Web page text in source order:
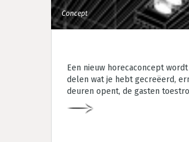
Concept
Een nieuw horecaconcept
delen wat je hebt gecreëerd,
deuren opent, de gasten